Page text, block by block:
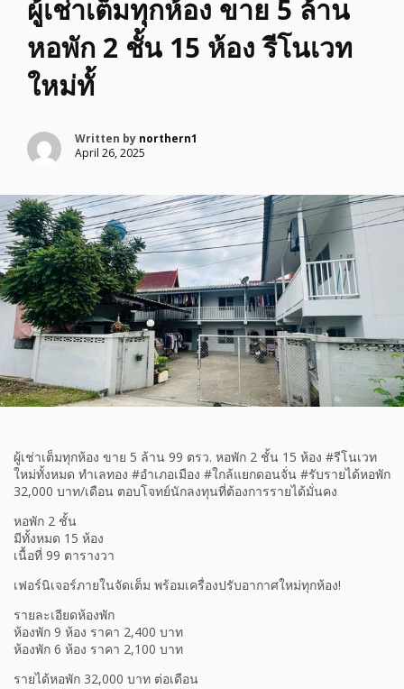
ผู้เช่าเต็มทุกห้อง ขาย 5 ล้าน
หอพัก 2 ชั้น 15 ห้อง รีโนเวท
ใหม่ทั้
Written by northern1
April 26, 2025
ผู้เช่าเต็มทุกห้อง ขาย 5 ล้าน 99 ตรว. หอพัก 2 ชั้น 15 ห้อง #รีโนเวท
ใหม่ทั้งหมด ทำเลทอง #อำเภอเมือง #ใกล้แยกดอนจั่น #รับรายได้หอพัก
32,000 บาท/เดือน ตอบโจทย์นักลงทุนที่ต้องการรายได้มั่นคง
หอพัก 2 ชั้น
มีทั้งหมด 15 ห้อง
เนื้อที่ 99 ตารางวา
เฟอร์นิเจอร์ภายในจัดเต็ม พร้อมเครื่องปรับอากาศใหม่ทุกห้อง!
รายละเอียดห้องพัก
ห้องพัก 9 ห้อง ราคา 2,400 บาท
ห้องพัก 6 ห้อง ราคา 2,100 บาท
รายได้หอพัก 32,000 บาท ต่อเดือน